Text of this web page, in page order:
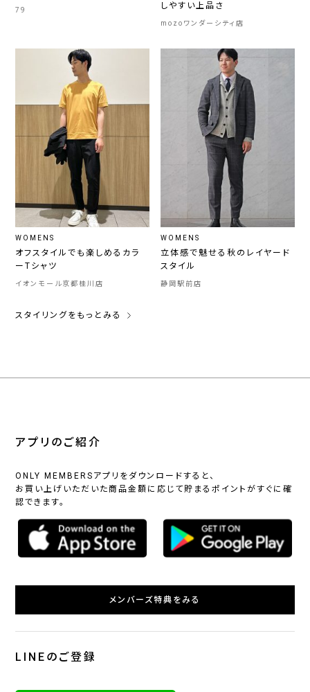
79
しやすい上品さ
mozoワンダーシティ店
WOMENS
オフスタイルでも楽しめるカラ
ーTシャツ
イオンモール京都桂川店
WOMENS
立体感で魅せる秋のレイヤード
スタイル
静岡駅前店
スタイリングをもっとみる
アプリのご紹介
ONLY MEMBERSアプリをダウンロードすると、
お買い上げいただいた商品金額に応じて貯まるポイントがすぐに確
認できます。
メンバーズ特典をみる
LINEのご登録